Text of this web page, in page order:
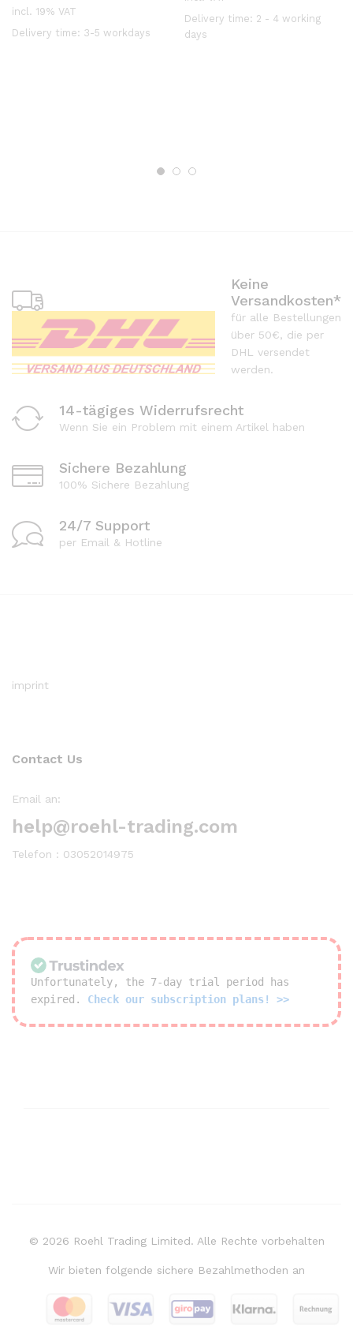
incl. 19% VAT
Delivery time: 3-5 workdays
Delivery time: 2 - 4 working
days
Keine
Versandkosten*
für alle Bestellungen
über 50€, die per
DHL versendet
werden.
14-tägiges Widerrufsrecht
Wenn Sie ein Problem mit einem Artikel haben
Sichere Bezahlung
100% Sichere Bezahlung
24/7 Support
per Email & Hotline
imprint
Contact Us
Email an:
help@roehl-trading.com
Telefon : 03052014975
Unfortunately, the 7-day trial period has
expired. Check our subscription plans! >>
© 2026 Roehl Trading Limited. Alle Rechte vorbehalten
Wir bieten folgende sichere Bezahlmethoden an